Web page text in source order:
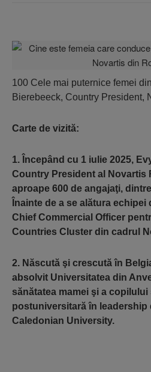
100 Cele mai puternice femei
Bierebeeck, Country President,
Carte de vizită:
1. Începând cu 1 iulie 2025,
Country President al Novartis
aproape 600 de angajaţi,
Înainte de a se alătura
Chief Commercial Officer
Countries Cluster din cadrul
2. Născută şi crescută în
absolvit Universitatea din
sănătatea mamei şi a
postuniversitară în leadership
Caledonian University.